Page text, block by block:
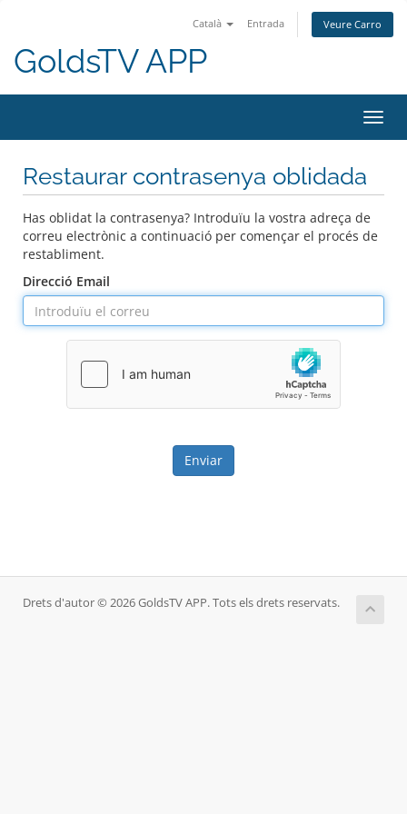
Català Entrada Veure Carro
GoldsTV APP
la
Restaurar contrasenya oblidada
Has oblidat la contrasenya? Introduïu la vostra adreça de
correu electrònic a continuació per començar el procés de
restabliment.
Direcció Email
Enviar
Drets d'autor © 2026 GoldsTV APP. Tots els drets reservats.